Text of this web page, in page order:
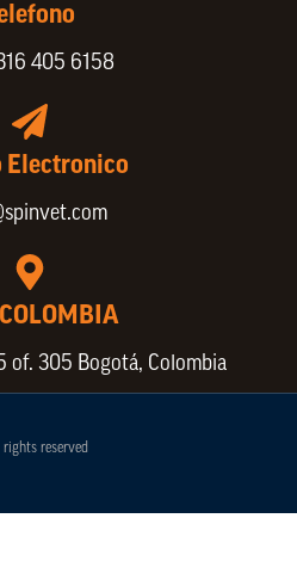
405 6158
Electronico
of. 305 Bogotá, Colombia
reserved